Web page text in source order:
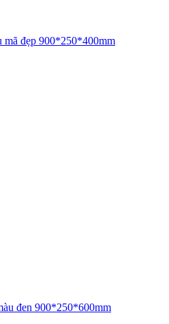
mã đẹp 900*250*400mm
đen 900*250*600mm